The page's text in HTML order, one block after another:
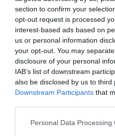
section to confirm your
opt-out request is processed
interest-based ads based on
us or personal information
your opt-out. You may
disclosure of your personal
IAB’s list of downstream
also be disclosed by us to third
Downstream Participants that
Personal Data Processing
Diario de la
Oír se manifiesta
“Pedro Sánchez es
por Redacción
Artículos anteriores
Enormes minucias
por Eulogio López